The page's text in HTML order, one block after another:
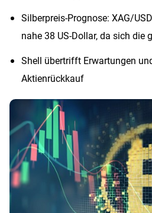
Silberpreis-Prognose: XAG/
nahe 38 US-Dollar, da sich die
Shell übertrifft Erwartungen
Aktienrückkauf